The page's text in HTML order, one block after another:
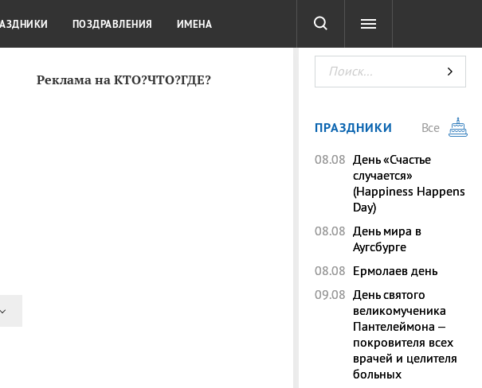
Реклама на КТО?ЧТО?ГДЕ?
КРАСОТА ТЕСТЫ
ПОЗДРАВЛЕНИЯ ИМЕНА
ПРАЗДНИКИ
Все
08.08 День «Счастье
случается»
(Happiness Happens
Day)
08.08 День мира в
Аугсбурге
08.08 Ермолаев день
09.08 День святого
великомученика
Пантелеймона –
покровителя всех
врачей и целителя
больных